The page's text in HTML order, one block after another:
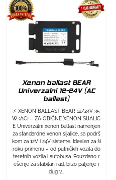
Xenon ballast BEAR
Univerzalni 12-24V (AC
ballast)
⚡ XENON BALLAST BEAR 12/24V 35
W (AC) – ZA OBIČNE XENON SIJALIC
E Univerzalni xenon ballast namenjen
za standardne xenon sijalice, sa podrš
kom za 12V i 24V sisteme. Idealan za ši
roku primenu – od putničkih vozila do
teretnih vozila i autobusa. Pouzdano r
ešenje za stabilan rad, brzo paljenje i
dug v...